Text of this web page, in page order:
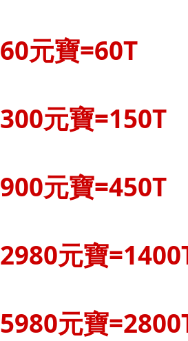
60元寶=60T
300元寶=150T
900元寶=450T
2980元寶
5980元寶